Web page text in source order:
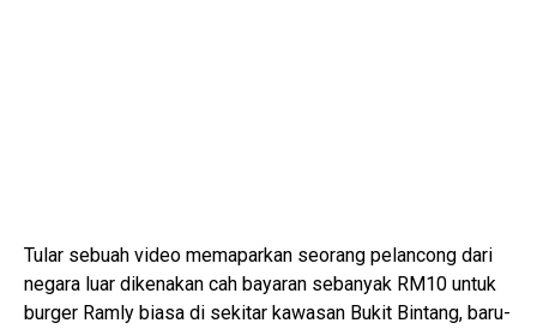
Tular sebuah video memaparkan seorang pelancong dari
negara luar dikenakan cah bayaran sebanyak RM10 untuk
burger Ramly biasa di sekitar kawasan Bukit Bintang, baru-